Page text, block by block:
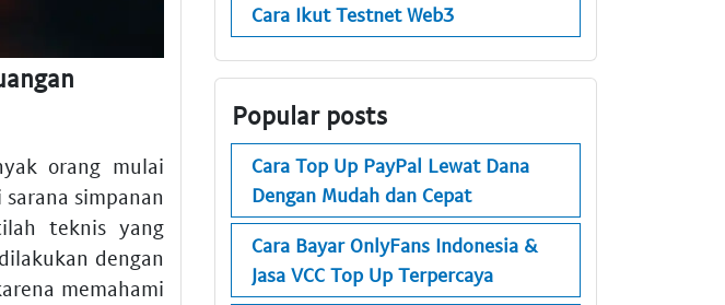
orang mulai
simpanan
teknis yang
dengan
memahami
Cara Ikut Testnet Web3
Popular posts
Cara Top Up PayPal Lewat Dana
Dengan Mudah dan Cepat
Cara Bayar OnlyFans Indonesia &
Jasa VCC Top Up Terpercaya